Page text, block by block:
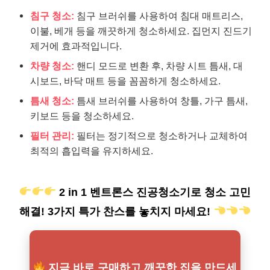
침구 청소: 침구 브러쉬를 사용하여 침대 매트리스,
이불, 베개 등을 깨끗하게 청소하세요. 집먼지 진드기
제거에 효과적입니다.
차량 청소: 핸디 모드로 변환 후, 차량 시트 틈새, 대
시보드, 바닥 매트 등을 꼼꼼하게 청소하세요.
틈새 청소: 틈새 브러쉬를 사용하여 창틀, 가구 틈새,
키보드 등을 청소하세요.
필터 관리: 필터는 정기적으로 청소하거나 교체하여
최적의 흡입력을 유지하세요.
2 in 1 벤트론스 진공청소기로 청소 고민
해결! 3가지 특가 찬스를 놓치지 마세요!
지금 바로 구매하고 깨끗한 집을 만드세